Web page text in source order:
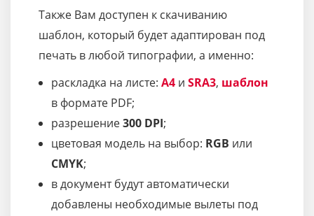
Также Вам доступен к скачиванию
шаблон, который будет адаптирован под
печать в любой типографии, а именно:
раскладка на листе: A4 и SRA3, шаблон
в формате PDF;
разрешение300 DPI;
цветовая модель на выбор: RGB или
CMYK;
в документ будут автоматически
добавлены необходимые вылеты под